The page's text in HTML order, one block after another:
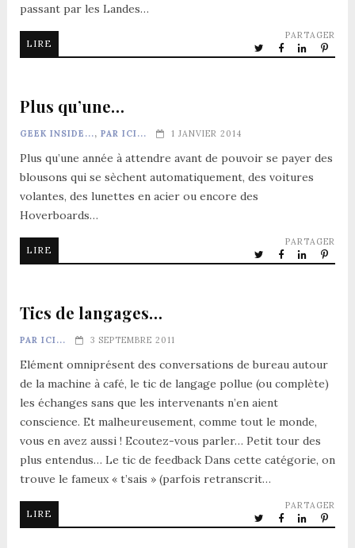
passant par les Landes…
LIRE
PARTAGER
Plus qu’une…
GEEK INSIDE..., PAR ICI... 1 JANVIER 2014
Plus qu’une année à attendre avant de pouvoir se payer des
blousons qui se sèchent automatiquement, des voitures
volantes, des lunettes en acier ou encore des
Hoverboards…
LIRE
PARTAGER
Tics de langages…
PAR ICI... 3 SEPTEMBRE 2011
Elément omniprésent des conversations de bureau autour
de la machine à café, le tic de langage pollue (ou complète)
les échanges sans que les intervenants n’en aient
conscience. Et malheureusement, comme tout le monde,
vous en avez aussi ! Ecoutez-vous parler… Petit tour des
plus entendus… Le tic de feedback Dans cette catégorie, on
trouve le fameux « t’sais » (parfois retranscrit…
LIRE
PARTAGER